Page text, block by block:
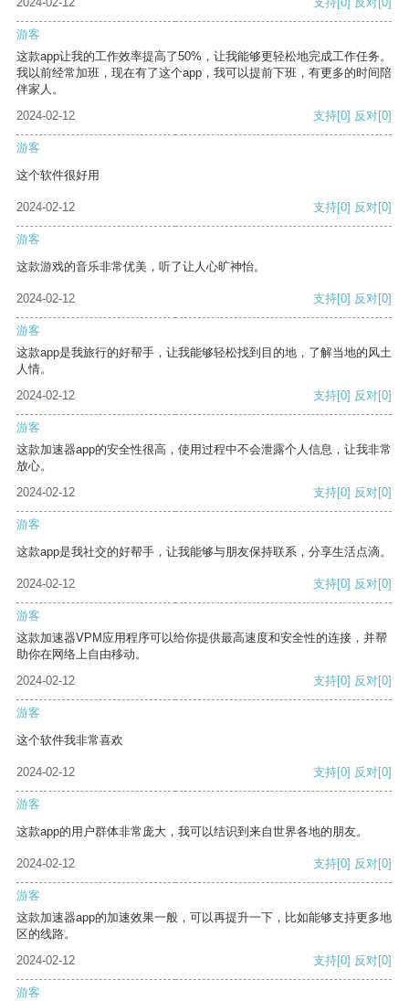
游客
这款app让我的工作效率提高了50%，让我能够更轻松地完成工作任务。
我以前经常加班，现在有了这个app，我可以提前下班，有更多的时间陪
伴家人。
2024-02-12
支持[0] 反对[0]
游客
这个软件很好用
2024-02-12 支持[0] 反对[0]
游客
这款游戏的音乐非常优美，听了让人心旷神怡。
2024-02-12 支持[0] 反对[0]
游客
这款app是我旅行的好帮手，让我能够轻松找到目的地，了解当地的风土
人情。
2024-02-12
支持[0] 反对[0]
游客
这款加速器app的安全性很高，使用过程中不会泄露个人信息，让我非常
放心。
2024-02-12
支持[0] 反对[0]
游客
这款app是我社交的好帮手，让我能够与朋友保持联系，分享生活点滴。
2024-02-12 支持[0] 反对[0]
游客
这款加速器VPM应用程序可以给你提供最高速度和安全性的连接，并帮
助你在网络上自由移动。
2024-02-12
支持[0] 反对[0]
游客
这个软件我非常喜欢
2024-02-12 支持[0] 反对[0]
游客
这款app的用户群体非常庞大，我可以结识到来自世界各地的朋友。
2024-02-12 支持[0] 反对[0]
游客
这款加速器app的加速效果一般，可以再提升一下，比如能够支持更多地
区的线路。
2024-02-12
支持[0] 反对[0]
游客